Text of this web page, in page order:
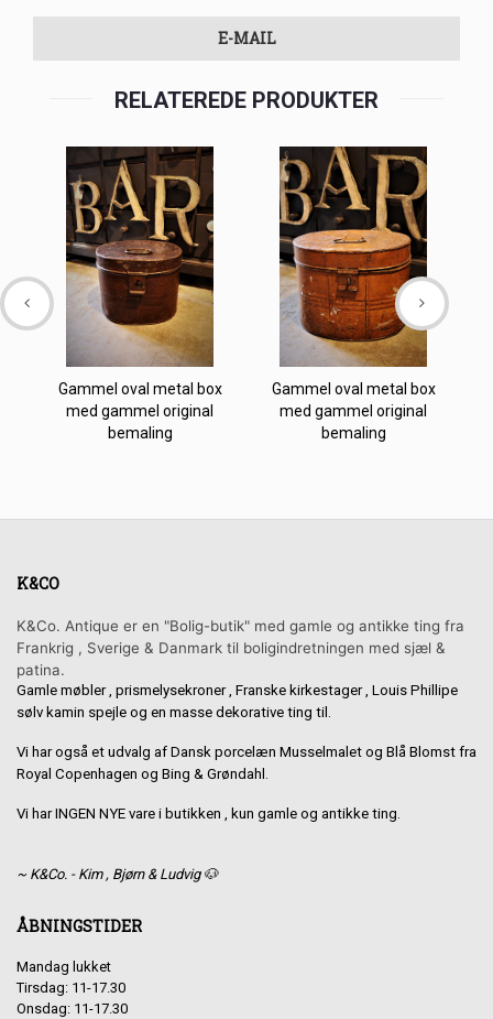
E-MAIL
RELATEREDE PRODUKTER
Gammel oval metal box
med gammel original
bemaling
Gammel oval metal box
med gammel original
bemaling
K&CO
K&Co. Antique er en "Bolig-butik" med gamle og antikke ting fra
Frankrig , Sverige & Danmark til boligindretningen med sjæl &
patina.
Gamle møbler , prismelysekroner , Franske kirkestager , Louis Phillipe
sølv kamin spejle og en masse dekorative ting til.
Vi har også et udvalg af Dansk porcelæn Musselmalet og Blå Blomst fra
Royal Copenhagen og Bing & Grøndahl.
Vi har INGEN NYE vare i butikken , kun gamle og antikke ting.
~ K&Co. - Kim , Bjørn & Ludvig 🐶
ÅBNINGSTIDER
Mandag lukket
Tirsdag: 11-17.30
Onsdag: 11-17.30